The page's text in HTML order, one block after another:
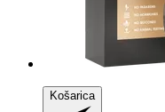
Košarica